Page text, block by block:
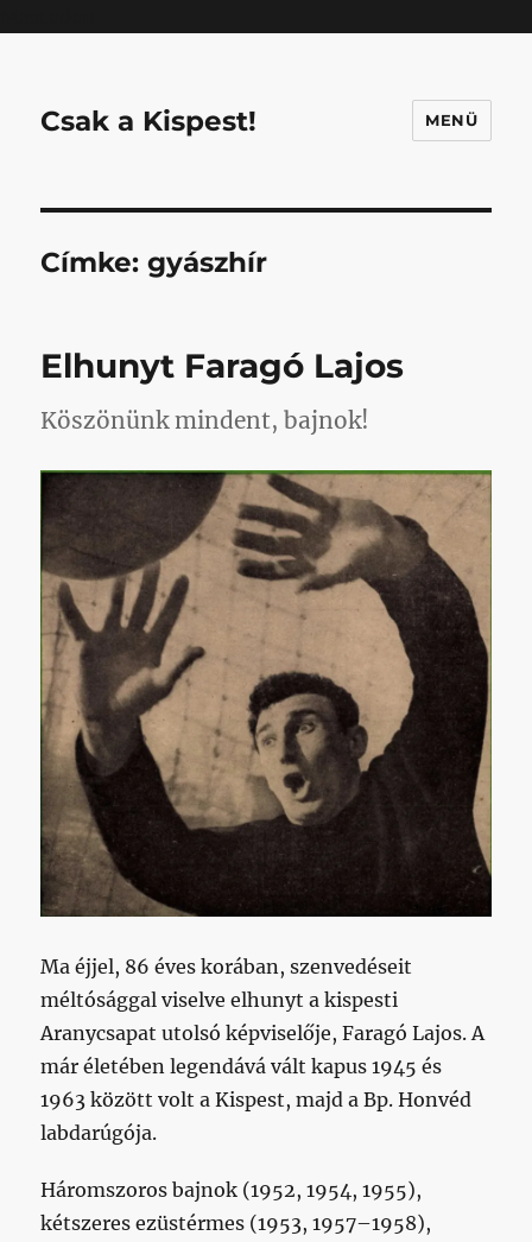
Csak a Kispest! MENÜ
Címke:gyászhír
Elhunyt Faragó Lajos
Köszönünk mindent, bajnok!
Ma éjjel, 86 éves korában, szenvedéseit
méltósággal viselve elhunyt a kispesti
Aranycsapat utolsó képviselője, Faragó Lajos. A
már életében legendává vált kapus 1945 és
1963 között volt a Kispest, majd a Bp. Honvéd
labdarúgója.
Háromszoros bajnok (1952, 1954, 1955),
kétszeres ezüstérmes (1953, 1957–1958),